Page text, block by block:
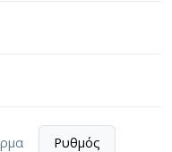
Ρυθμός